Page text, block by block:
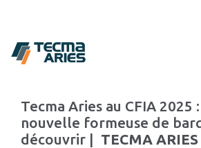
Tecma Aries au CFIA 2025
nouvelle formeuse de
découvrir | TECMA ARIES